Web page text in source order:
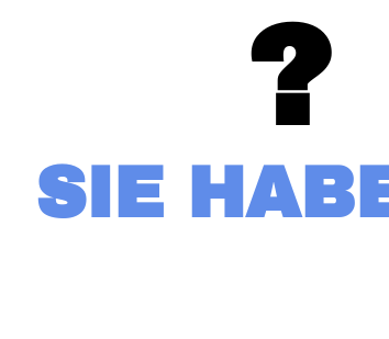
?
SIE